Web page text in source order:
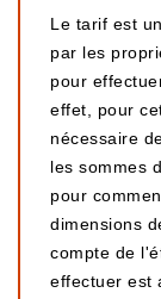
Le tarif est
par les
pour
effet, pour
nécessaire
les sommes
pour
dimensions
compte de
effectuer est